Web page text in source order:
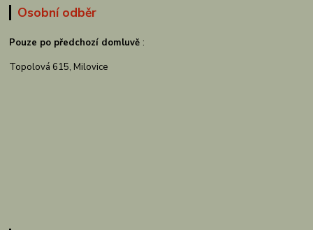
Osobní odběr
Pouze po předchozí domluvě :
Topolová 615, Milovice